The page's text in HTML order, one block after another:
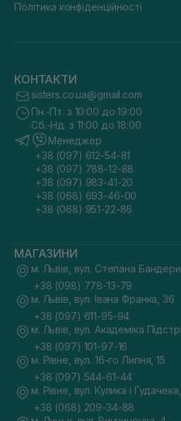
Політика конфіденційності
КОНТАКТИ
sisters.co.ua@gmail.com
Пн.-Пт. з 10:00 до 19:00
Сб.-Нд. з 11:00 до 18:00
Менеджер
+38 (097) 612-54-81
+38 (097) 788-12-88
+38 (097) 983-41-20
+38 (068) 693-46-00
+38 (068) 951-22-86
МАГАЗИНИ
м. Львів, вул. Степана
+38 (098) 778-13-79
м. Львів, вул. Івана Франка, 36
+38 (097) 611-95-94
м. Львів, вул. Академіка
+38 (097) 101-97-16
м. Рівне, вул. 16-го Липня, 15
+38 (097) 544-61-44
м. Рівне, вул. Кулика і
+38 (068) 209-34-88